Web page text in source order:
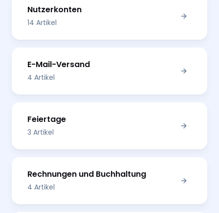
Nutzerkonten
14 Artikel
E-Mail-Versand
4 Artikel
Feiertage
3 Artikel
Rechnungen und Buchhaltung
4 Artikel